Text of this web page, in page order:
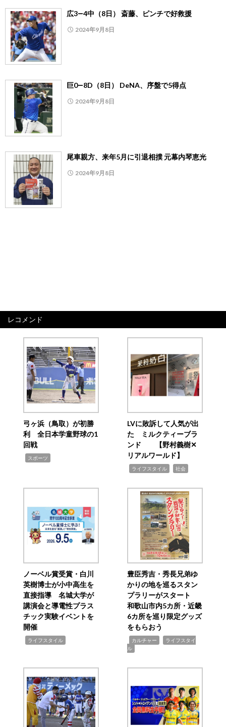
広3―4中（8日） 斎藤、ピンチで好救援
2024年9月8日
巨0―8D（8日） DeNA、序盤で5得点
2024年9月8日
尾車親方、来年5月に引退相撲 元幕内琴恵光
2024年9月8日
レコメンド
弓ヶ浜（鳥取）が初勝
利 全日本学童野球の1
回戦
スポーツ
LVに敗訴して人気が出
た ミルクティーブラ
ンド 【野村義樹✕
リアルワールド】
ライフスタイル 社会
ノーベル賞受賞・白川
英樹博士が小中高生を
直接指導 名城大学が
講演会と導電性プラス
チック実験イベントを
開催
ライフスタイル
豊臣秀吉・秀長兄弟ゆ
かりの地を巡るスタン
プラリーがスタート
和歌山市内5カ所・近畿
6カ所を巡り限定グッズ
をもらおう
カルチャー
ライフスタイ
ル